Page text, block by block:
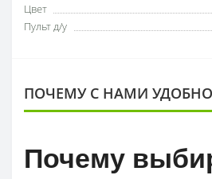
Цвет
Пульт д/у
ПОЧЕМУ С НАМИ
Почему